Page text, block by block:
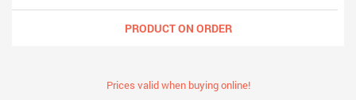
PRODUCT ON ORDER
Prices valid when buying online!